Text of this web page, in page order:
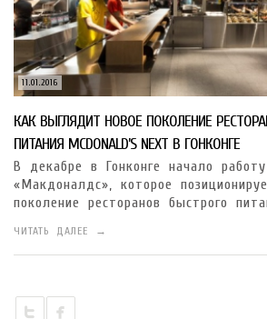
11.01.2016
КАК ВЫГЛЯДИТ НОВОЕ ПОКОЛЕНИЕ
ПИТАНИЯ MCDONALD’S NEXT В ГОНКОНГЕ
В декабре в Гонконге начало
«Макдоналдс», которое
поколение ресторанов быстрого
ЧИТАТЬ ДАЛЕЕ →